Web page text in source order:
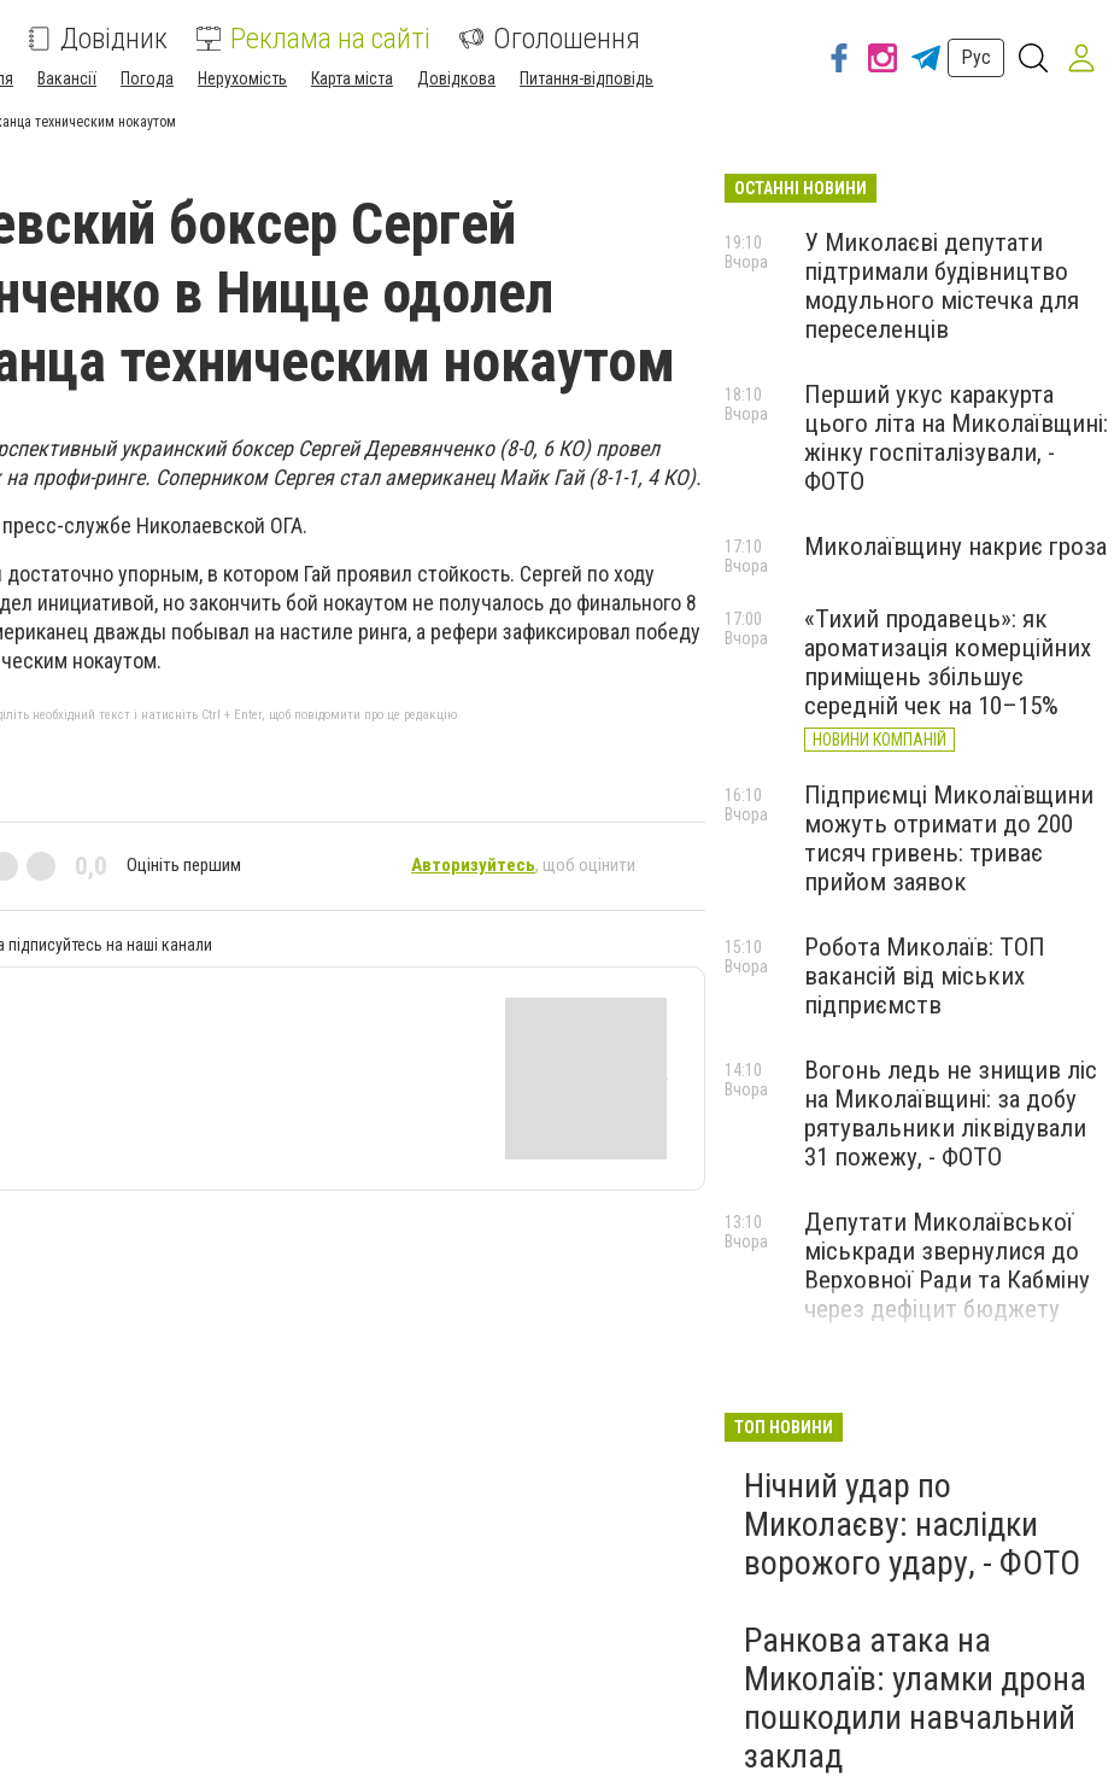
Довідник Реклама на сайті Оголошення
Вакансії Погода Нерухомість Карта міста Довідкова Питання-відповідь
Рус
техническим нокаутом
боксер Сергей
в Ницце одолел
техническим нокаутом
украинский боксер Сергей Деревянченко (8-0, 6 КО) провел
профи-ринге. Cоперником Сергея стал американец Майк Гай (8-1-1, 4 КО).
службе Николаевской ОГА.
упорным, в котором Гай проявил стойкость. Сергей по ходу
инициативой, но закончить бой нокаутом не получалось до финального 8
дважды побывал на настиле ринга, а рефери зафиксировал победу
нокаутом.
необхідний текст і натисніть Ctrl + Enter, щоб повідомити про це редакцію
0,0 Оцініть першим Авторизуйтесь, щоб оцінити
на наші канали
ОСТАННІ НОВИНИ
У Миколаєві депутати
підтримали будівництво
модульного містечка для
переселенців
19:10
Вчора
Перший укус каракурта
цього літа на Миколаївщині:
жінку госпіталізували, -
ФОТО
18:10
Вчора
Миколаївщину накриє гроза
17:10
Вчора
«Тихий продавець»: як
ароматизація комерційних
приміщень збільшує
середній чек на 10–15%
НОВИНИ КОМПАНІЙ
17:00
Вчора
Підприємці Миколаївщини
можуть отримати до 200
тисяч гривень: триває
прийом заявок
16:10
Вчора
Робота Миколаїв: ТОП
вакансій від міських
підприємств
15:10
Вчора
Вогонь ледь не знищив ліс
на Миколаївщині: за добу
рятувальники ліквідували
31 пожежу, - ФОТО
14:10
Вчора
Депутати Миколаївської
міськради звернулися до
Верховної Ради та Кабміну
через дефіцит бюджету
13:10
Вчора
ТОП НОВИНИ
Нічний удар по
Миколаєву: наслідки
ворожого удару, - ФОТО
Ранкова атака на
Миколаїв: уламки дрона
пошкодили навчальний
заклад